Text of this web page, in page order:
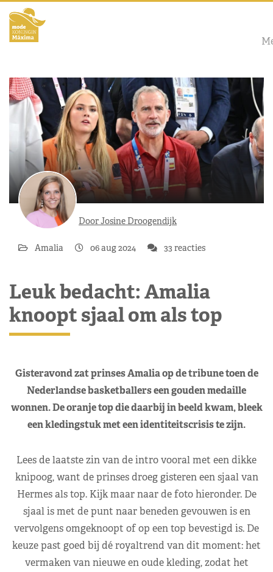
Door Josine Droogendijk
Amalia 06 aug 2024 33 reacties
Leuk bedacht: Amalia
knoopt sjaal om als top
Gisteravond zat prinses Amalia op de tribune toen de
Nederlandse basketballers een gouden medaille
wonnen. De oranje top die daarbij in beeld kwam, bleek
een kledingstuk met een identiteitscrisis te zijn.
Lees de laatste zin van de intro vooral met een dikke
knipoog, want de prinses droeg gisteren een sjaal van
Hermes als top. Kijk maar naar de foto hieronder. De
sjaal is met de punt naar beneden gevouwen is en
vervolgens omgeknoopt of op een top bevestigd is. De
keuze past goed bij dé royaltrend van dit moment: het
vermaken van nieuwe en oude kleding, zodat het